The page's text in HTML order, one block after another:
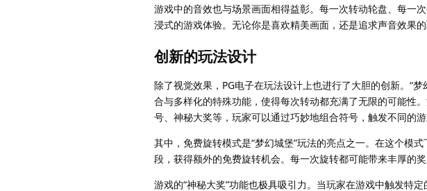
游戏中的音效也与场景画面相得益彰。每一次转动轮盘、每一
浸式的游戏体验。无论你是喜欢精美画面，还是追求声音效果
创新的玩法设计
除了视觉效果，PG电子在玩法设计上也进行了大胆的创新。“
合与多样化的特殊功能，使得每次转动都充满了无限的可能性
号、神秘大奖等，玩家可以通过巧妙地组合符号，触发不同的游
其中，免费旋转模式是“梦幻城堡”玩法的亮点之一。在这个模
段，获得额外的免费旋转机会。每一次旋转都可能带来丰厚的
游戏的“神秘大奖”功能也极具吸引力。当玩家在游戏中触发特